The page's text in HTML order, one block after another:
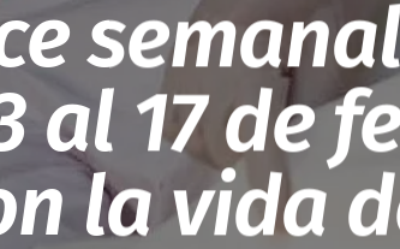
al 17 de
la vida